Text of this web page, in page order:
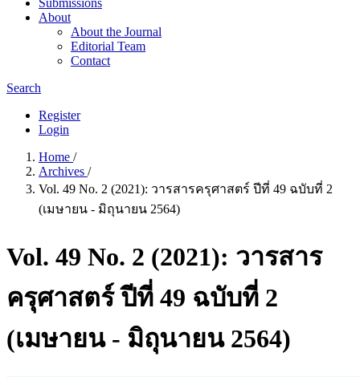
Submissions
About
About the Journal
Editorial Team
Contact
Search
Register
Login
Home /
Archives /
Vol. 49 No. 2 (2021): วารสารครุศาสตร์ ปีที่ 49 ฉบับที่ 2
(เมษายน - มิถุนายน 2564)
Vol. 49 No. 2 (2021): วารสาร
ครุศาสตร์ ปีที่ 49 ฉบับที่ 2
(เมษายน - มิถุนายน 2564)